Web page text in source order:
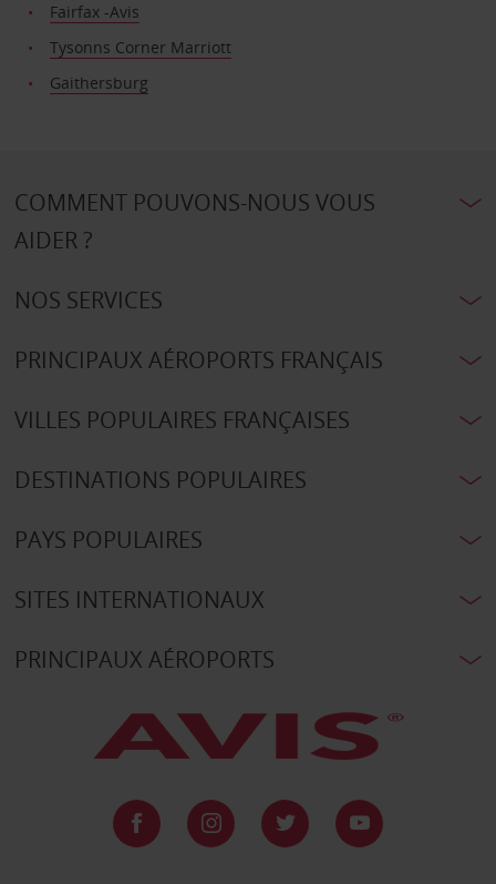
Fairfax -Avis
Tysonns Corner Marriott
Gaithersburg
COMMENT POUVONS-NOUS VOUS
AIDER ?
NOS SERVICES
PRINCIPAUX AÉROPORTS FRANÇAIS
VILLES POPULAIRES FRANÇAISES
DESTINATIONS POPULAIRES
PAYS POPULAIRES
SITES INTERNATIONAUX
PRINCIPAUX AÉROPORTS